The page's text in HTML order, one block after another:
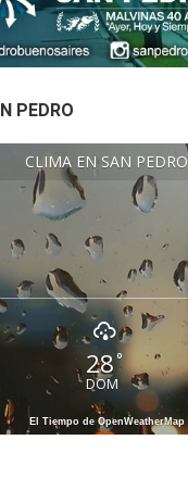
PEDRO
CLIMA EN SAN PEDRO
28 °
DOM
El Tiempo de OpenWeatherMap